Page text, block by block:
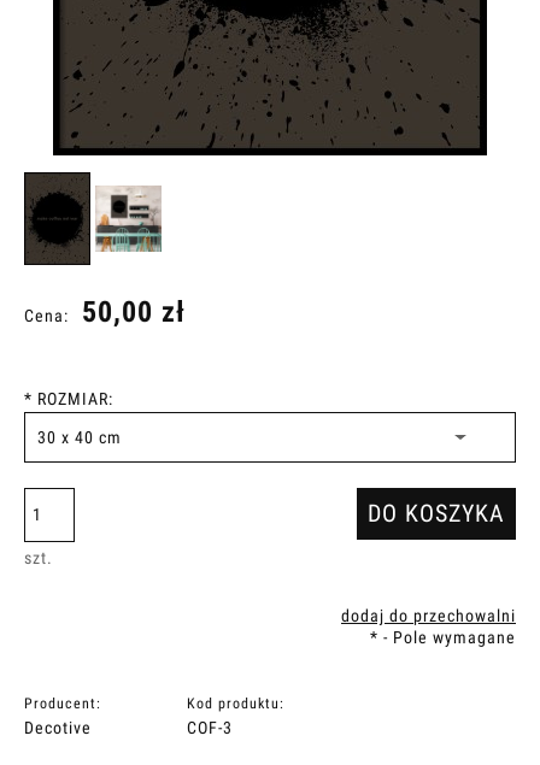
Cena: 50,00 zł
* ROZMIAR:
szt.
DO KOSZYKA
dodaj do przechowalni
* - Pole wymagane
Producent:
Decotive
Kod produktu:
COF-3